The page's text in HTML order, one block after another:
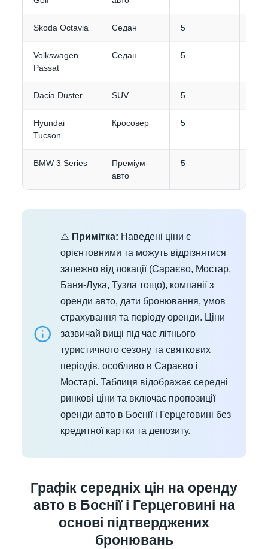
Skoda Octavia Седан 5
Volkswagen
Passat
Седан 5
Dacia Duster SUV 5
Hyundai
Tucson
Кросовер 5
BMW 3 Series
Преміум-
авто
5
⚠️ Примітка: Наведені ціни є
орієнтовними та можуть відрізнятися
залежно від локації (Сараєво, Мостар,
Баня-Лука, Тузла тощо), компанії з
оренди авто, дати бронювання, умов
страхування та періоду оренди. Ціни
зазвичай вищі під час літнього
туристичного сезону та святкових
періодів, особливо в Сараєво і
Мостарі. Таблиця відображає середні
ринкові ціни та включає пропозиції
оренди авто в Боснії і Герцеговині без
кредитної картки та депозиту.
Графік середніх цін на оренду
авто в Боснії і Герцеговині на
основі підтверджених
бронювань